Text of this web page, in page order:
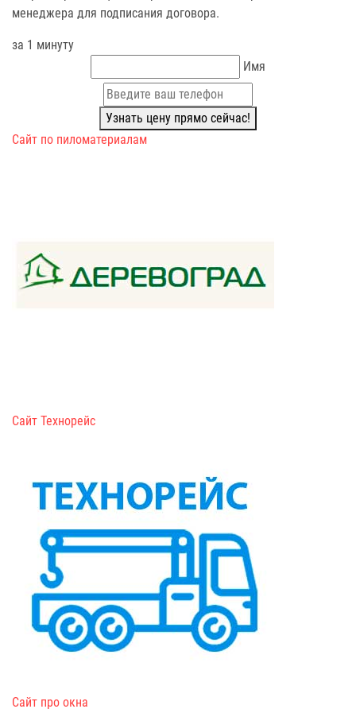
менеджера для подписания договора.
за 1 минуту
Имя
Узнать цену прямо сейчас!
Сайт по пиломатериалам
Сайт Технорейс
Сайт про окна